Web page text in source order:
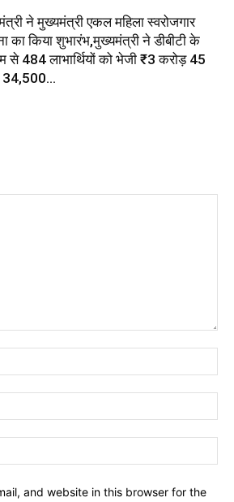
ने मुख्यमंत्री एकल महिला स्वरोजगार
का किया शुभारंभ,मुख्यमंत्री ने डीबीटी के
से 484 लाभार्थियों को भेजी ₹3 करोड़ 45
and website in this browser for the